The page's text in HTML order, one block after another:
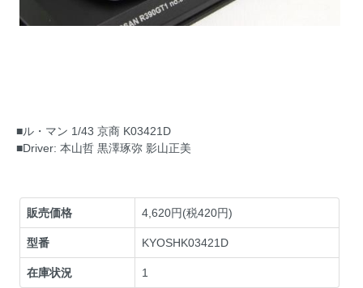
■ル・マン 1/43 京商 K03421D
■Driver: 本山哲 黒澤琢弥 影山正美
販売価格 4,620円(税420円)
型番 KYOSHK03421D
在庫状況 1